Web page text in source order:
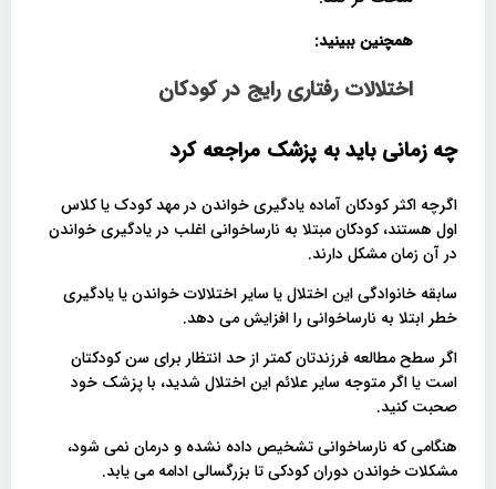
همچنین ببینید:
اختلالات رفتاری رایج در کودکان
چه زمانی باید به پزشک مراجعه کرد
اگرچه اکثر کودکان آماده یادگیری خواندن در مهد کودک یا کلاس
اول هستند، کودکان مبتلا به نارساخوانی اغلب در یادگیری خواندن
در آن زمان مشکل دارند.
سابقه خانوادگی این اختلال یا سایر اختلالات خواندن یا یادگیری
خطر ابتلا به نارساخوانی را افزایش می دهد.
اگر سطح مطالعه فرزندتان کمتر از حد انتظار برای سن کودکتان
است یا اگر متوجه سایر علائم این اختلال شدید، با پزشک خود
صحبت کنید.
هنگامی که نارساخوانی تشخیص داده نشده و درمان نمی شود،
مشکلات خواندن دوران کودکی تا بزرگسالی ادامه می یابد.